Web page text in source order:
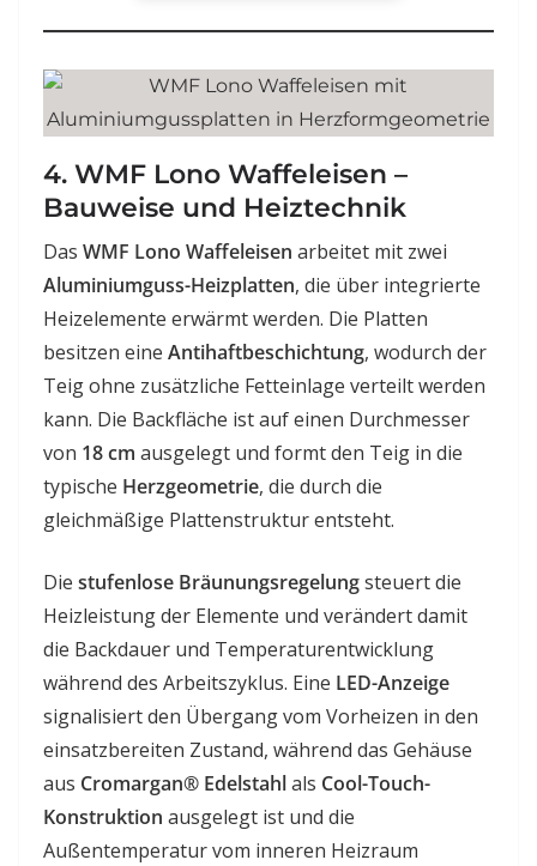
4. WMF Lono Waffeleisen –
Bauweise und Heiztechnik
Das WMF Lono Waffeleisen arbeitet mit zwei
Aluminiumguss-Heizplatten, die über integrierte
Heizelemente erwärmt werden. Die Platten
besitzen eine Antihaftbeschichtung, wodurch der
Teig ohne zusätzliche Fetteinlage verteilt werden
kann. Die Backfläche ist auf einen Durchmesser
von 18 cm ausgelegt und formt den Teig in die
typische Herzgeometrie, die durch die
gleichmäßige Plattenstruktur entsteht.
Die stufenlose Bräunungsregelungsteuert die
Heizleistung der Elemente und verändert damit
die Backdauer und Temperaturentwicklung
während des Arbeitszyklus. Eine LED-Anzeige
signalisiert den Übergang vom Vorheizen in den
einsatzbereiten Zustand, während das Gehäuse
aus Cromargan® Edelstahlals Cool-Touch-
Konstruktion ausgelegt ist und die
Außentemperatur vom inneren Heizraum